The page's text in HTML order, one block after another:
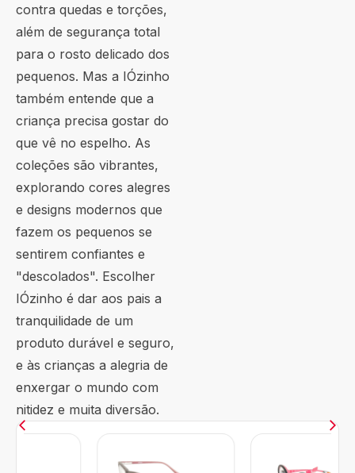
contra quedas e torções,
além de segurança total
para o rosto delicado dos
pequenos. Mas a IÓzinho
também entende que a
criança precisa gostar do
que vê no espelho. As
coleções são vibrantes,
explorando cores alegres
e designs modernos que
fazem os pequenos se
sentirem confiantes e
"descolados". Escolher
IÓzinho é dar aos pais a
tranquilidade de um
produto durável e seguro,
e às crianças a alegria de
enxergar o mundo com
nitidez e muita diversão.